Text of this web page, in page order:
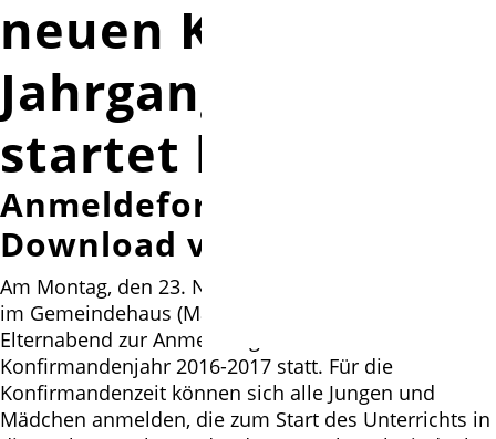
neuen Konfi-
Jahrgang 2016
startet bald
Anmeldeformular hier als
Download verfügbar
Am Montag, den 23. November findet um 19.00Uhr
im Gemeindehaus (Martin-Luther-Weg 3) ein
Elternabend zur Anmeldung für das neue
Konfirmandenjahr 2016-2017 statt. Für die
Konfirmandenzeit können sich alle Jungen und
Mädchen anmelden, die zum Start des Unterrichts in